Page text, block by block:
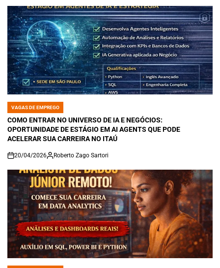
POSTED
IN
VAGAS DE EMPREGO
COMO ENTRAR NO UNIVERSO DE IA E NEGÓCIOS:
OPORTUNIDADE DE ESTÁGIO EM AI AGENTS QUE PODE
ACELERAR SUA CARREIRA NO ITAÚ
on
20/04/2026 Roberto Zago Sartori